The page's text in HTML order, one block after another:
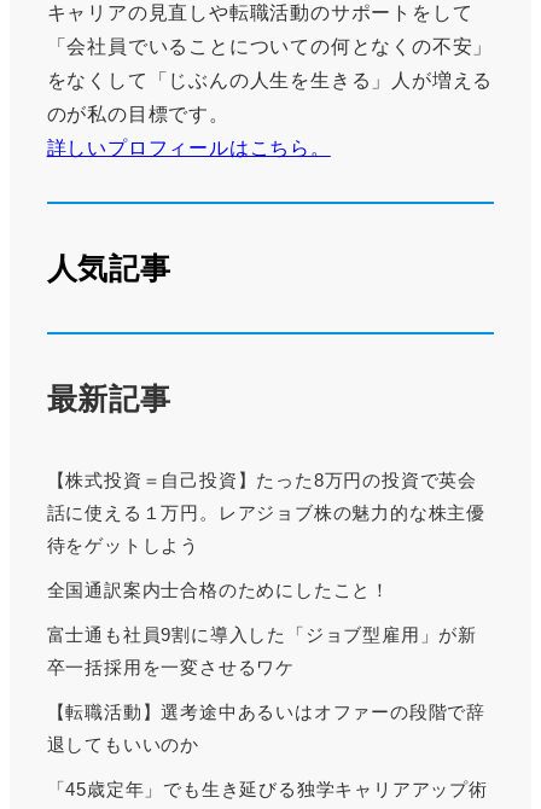
キャリアの見直しや転職活動のサポートをして
「会社員でいることについての何となくの不安」
をなくして「じぶんの人生を生きる」人が増える
のが私の目標です。
詳しいプロフィールはこちら。
人気記事
最新記事
【株式投資＝自己投資】たった8万円の投資で英会
話に使える１万円。レアジョブ株の魅力的な株主優
待をゲットしよう
全国通訳案内士合格のためにしたこと！
富士通も社員9割に導入した「ジョブ型雇用」が新
卒一括採用を一変させるワケ
【転職活動】選考途中あるいはオファーの段階で辞
退してもいいのか
「45歳定年」でも生き延びる独学キャリアアップ術